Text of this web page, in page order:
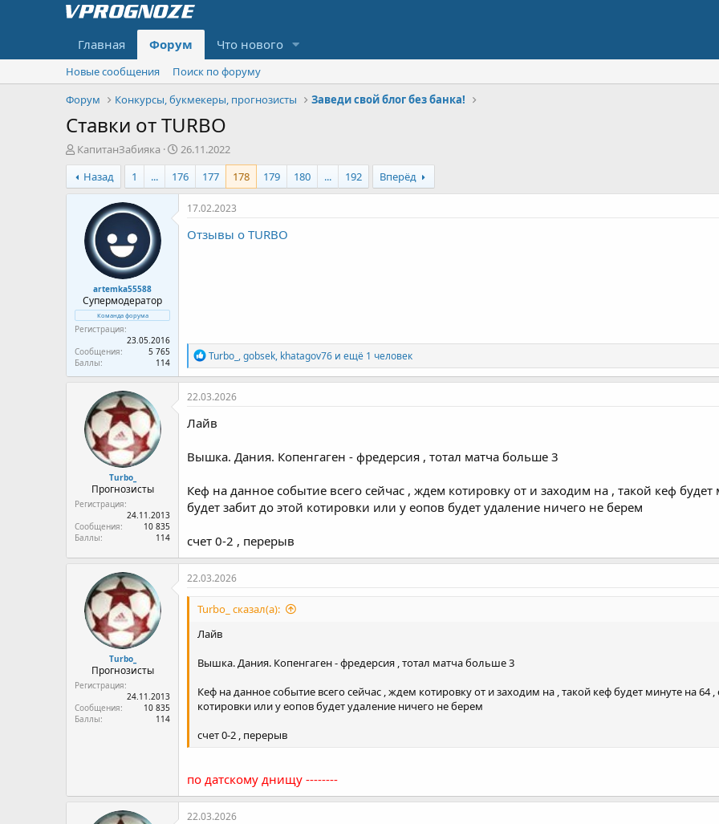
Главная Форум Что нового
Новые сообщения
Поиск по форуму
Форум
Конкурсы, букмекеры, прогнозисты Заведи свой блог без банка!
Ставки от TURBO
А
в
т
о
КапитанЗабияка
Д
а
т
а
26.11.2022
Назад
1 ... 176 177 178 179 180 ... 192 Вперёд
artemka55588
Супермодератор
Команда форума
Регистрация
23.05.2016
Сообщения
5 765
Баллы
114
17.02.2023
Отзывы о TURBO
Р
е
а
к
и
и
Turbo_ ,gobsek, khatagov76 и ещё 1 человек
Turbo_
Прогнозисты
Регистрация
24.11.2013
Сообщения
10 835
Баллы
114
22.03.2026
Лайв
Вышка. Дания. Копенгаген - фредерсия , тотал матча больше 3
Кеф на данное событие всего сейчас , ждем котировку от и заходим на , такой кеф
будет забит до этой котировки или у еопов будет удаление ничего не берем
счет 0-2 , перерыв
Turbo_
Прогнозисты
Регистрация
24.11.2013
Сообщения
10 835
Баллы
114
22.03.2026
Turbo_ сказал(а):
Лайв
Вышка. Дания. Копенгаген - фредерсия , тотал матча больше 3
Кеф на данное событие всего сейчас , ждем котировку от и заходим на , такой кеф будет минуте на 64
котировки или у еопов будет удаление ничего не берем
счет 0-2 , перерыв
по датскому днищу --------
22.03.2026